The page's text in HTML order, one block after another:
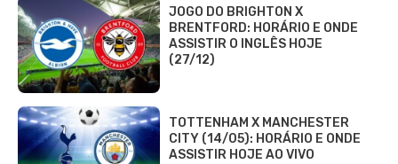
JOGO DO BRIGHTON X
BRENTFORD: HORÁRIO E ONDE
ASSISTIR O INGLÊS HOJE
(27/12)
TOTTENHAM X MANCHESTER
CITY (14/05): HORÁRIO E ONDE
ASSISTIR HOJE AO VIVO